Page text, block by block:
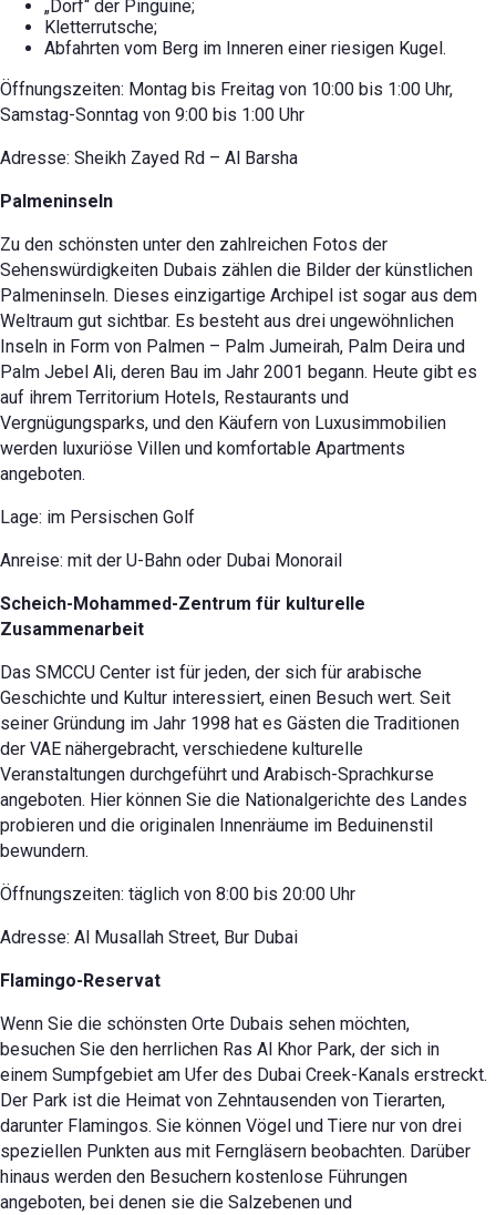
„Dorf“ der Pinguine;
Kletterrutsche;
Abfahrten vom Berg im Inneren einer riesigen Kugel.
Öffnungszeiten: Montag bis Freitag von 10:00 bis 1:00 Uhr,
Samstag-Sonntag von 9:00 bis 1:00 Uhr
Adresse: Sheikh Zayed Rd – Al Barsha
Palmeninseln
Zu den schönsten unter den zahlreichen Fotos der
Sehenswürdigkeiten Dubais zählen die Bilder der künstlichen
Palmeninseln. Dieses einzigartige Archipel ist sogar aus dem
Weltraum gut sichtbar. Es besteht aus drei ungewöhnlichen
Inseln in Form von Palmen – Palm Jumeirah, Palm Deira und
Palm Jebel Ali, deren Bau im Jahr 2001 begann. Heute gibt es
auf ihrem Territorium Hotels, Restaurants und
Vergnügungsparks, und den Käufern von Luxusimmobilien
werden luxuriöse Villen und komfortable Apartments
angeboten.
Lage: im Persischen Golf
Anreise: mit der U-Bahn oder Dubai Monorail
Scheich-Mohammed-Zentrum für kulturelle
Zusammenarbeit
Das SMCCU Center ist für jeden, der sich für arabische
Geschichte und Kultur interessiert, einen Besuch wert. Seit
seiner Gründung im Jahr 1998 hat es Gästen die Traditionen
der VAE nähergebracht, verschiedene kulturelle
Veranstaltungen durchgeführt und Arabisch-Sprachkurse
angeboten. Hier können Sie die Nationalgerichte des Landes
probieren und die originalen Innenräume im Beduinenstil
bewundern.
Öffnungszeiten: täglich von 8:00 bis 20:00 Uhr
Adresse: Al Musallah Street, Bur Dubai
Flamingo-Reservat
Wenn Sie die schönsten Orte Dubais sehen möchten,
besuchen Sie den herrlichen Ras Al Khor Park, der sich in
einem Sumpfgebiet am Ufer des Dubai Creek-Kanals erstreckt.
Der Park ist die Heimat von Zehntausenden von Tierarten,
darunter Flamingos. Sie können Vögel und Tiere nur von drei
speziellen Punkten aus mit Ferngläsern beobachten. Darüber
hinaus werden den Besuchern kostenlose Führungen
angeboten, bei denen sie die Salzebenen und